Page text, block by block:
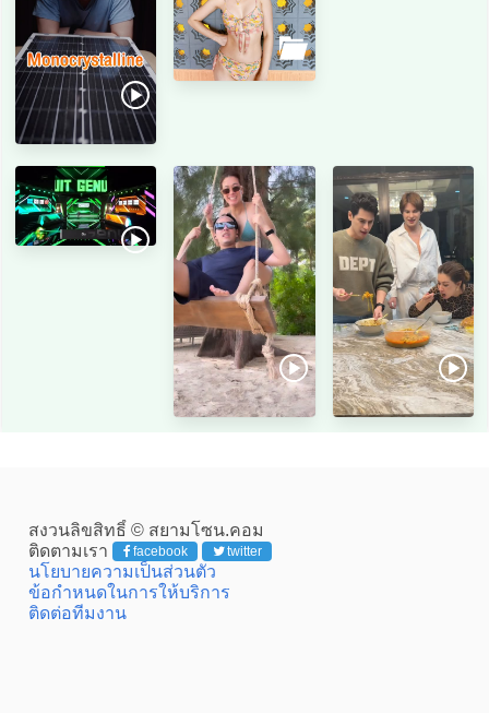
สงวนลิขสิทธิ์ © สยามโซน.คอม
ติดตามเรา
facebook twitter
นโยบายความเป็นส่วนตัว
ข้อกำหนดในการให้บริการ
ติดต่อทีมงาน